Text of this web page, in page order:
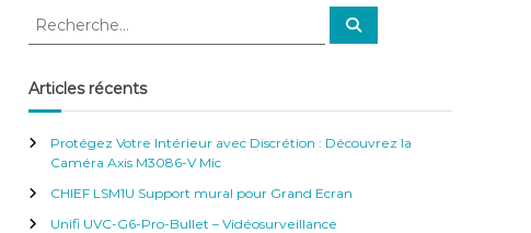
R
h
e
c
e
r
R
c
e
r
Articles récents
Protégez Votre Intérieur avec Discrétion : Découvrez la
Caméra Axis M3086-V Mic
CHIEF LSM1U Support mural pour Grand Ecran
Unifi UVC-G6-Pro-Bullet – Vidéosurveillance